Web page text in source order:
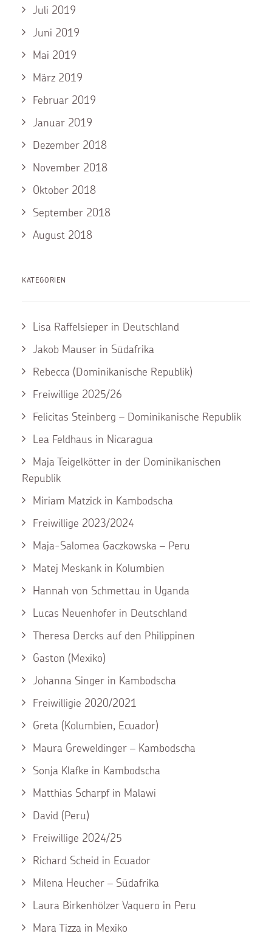
Juli 2019
Juni 2019
Mai 2019
März 2019
Februar 2019
Januar 2019
Dezember 2018
November 2018
Oktober 2018
September 2018
August 2018
KATEGORIEN
Lisa Raffelsieper in Deutschland
Jakob Mauser in Südafrika
Rebecca (Dominikanische Republik)
Freiwillige 2025/26
Felicitas Steinberg – Dominikanische Republik
Lea Feldhaus in Nicaragua
Maja Teigelkötter in der Dominikanischen
Republik
Miriam Matzick in Kambodscha
Freiwillige 2023/2024
Maja-Salomea Gaczkowska – Peru
Matej Meskank in Kolumbien
Hannah von Schmettau in Uganda
Lucas Neuenhofer in Deutschland
Theresa Dercks auf den Philippinen
Gaston (Mexiko)
Johanna Singer in Kambodscha
Freiwilligie 2020/2021
Greta (Kolumbien, Ecuador)
Maura Greweldinger – Kambodscha
Sonja Klafke in Kambodscha
Matthias Scharpf in Malawi
David (Peru)
Freiwillige 2024/25
Richard Scheid in Ecuador
Milena Heucher – Südafrika
Laura Birkenhölzer Vaquero in Peru
Mara Tizza in Mexiko